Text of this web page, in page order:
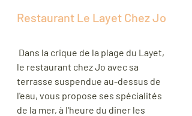
Restaurant Le Layet Chez Jo
le restaurant chez Jo avec sa
terrasse suspendue au-dessus de
l'eau, vous propose ses spécialités
de la mer, à l'heure du diner les